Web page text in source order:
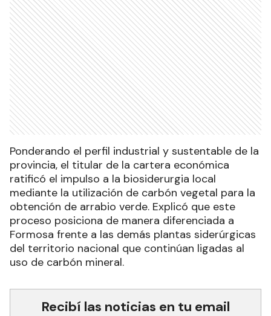
Ponderando el perfil industrial y sustentable de la
provincia, el titular de la cartera económica
ratificó el impulso a la biosiderurgia local
mediante la utilización de carbón vegetal para la
obtención de arrabio verde. Explicó que este
proceso posiciona de manera diferenciada a
Formosa frente a las demás plantas siderúrgicas
del territorio nacional que continúan ligadas al
uso de carbón mineral.
Recibí las noticias en tu email